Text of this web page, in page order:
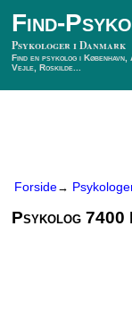
Find-
Psykologer i Danmark
Find en psykolog i
Vejle, Roskilde...
Forside→
Psykolog 7400